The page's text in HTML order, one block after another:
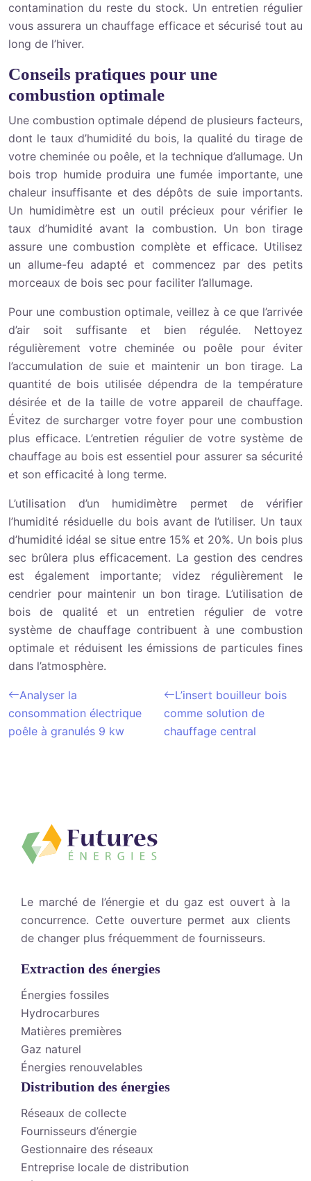
contamination du reste du stock. Un entretien régulier
vous assurera un chauffage efficace et sécurisé tout au
long de l’hiver.
Conseils pratiques pour une
combustion optimale
Une combustion optimale dépend de plusieurs facteurs,
dont le taux d’humidité du bois, la qualité du tirage de
votre cheminée ou poêle, et la technique d’allumage. Un
bois trop humide produira une fumée importante, une
chaleur insuffisante et des dépôts de suie importants.
Un humidimètre est un outil précieux pour vérifier le
taux d’humidité avant la combustion. Un bon tirage
assure une combustion complète et efficace. Utilisez
un allume-feu adapté et commencez par des petits
morceaux de bois sec pour faciliter l’allumage.
Pour une combustion optimale, veillez à ce que l’arrivée
d’air soit suffisante et bien régulée. Nettoyez
régulièrement votre cheminée ou poêle pour éviter
l’accumulation de suie et maintenir un bon tirage. La
quantité de bois utilisée dépendra de la température
désirée et de la taille de votre appareil de chauffage.
Évitez de surcharger votre foyer pour une combustion
plus efficace. L’entretien régulier de votre système de
chauffage au bois est essentiel pour assurer sa sécurité
et son efficacité à long terme.
L’utilisation d’un humidimètre permet de vérifier
l’humidité résiduelle du bois avant de l’utiliser. Un taux
d’humidité idéal se situe entre 15% et 20%. Un bois plus
sec brûlera plus efficacement. La gestion des cendres
est également importante; videz régulièrement le
cendrier pour maintenir un bon tirage. L’utilisation de
bois de qualité et un entretien régulier de votre
système de chauffage contribuent à une combustion
optimale et réduisent les émissions de particules fines
dans l’atmosphère.
Analyser la
consommation électrique
poêle à granulés 9 kw
L’insert bouilleur bois
comme solution de
chauffage central
Le marché de l’énergie et du gaz est ouvert à la
concurrence. Cette ouverture permet aux clients
de changer plus fréquemment de fournisseurs.
Extraction des énergies
Énergies fossiles
Hydrocarbures
Matières premières
Gaz naturel
Énergies renouvelables
Distribution des énergies
Réseaux de collecte
Fournisseurs d’énergie
Gestionnaire des réseaux
Entreprise locale de distribution